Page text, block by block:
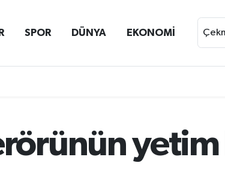
SPOR DÜNYA EKONOMİ
yetim